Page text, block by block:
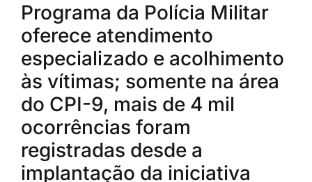
Programa da Polícia Militar
oferece atendimento
especializado e acolhimento
às vítimas; somente na área
do CPI-9, mais de 4 mil
ocorrências foram
registradas desde a
implantação da iniciativa